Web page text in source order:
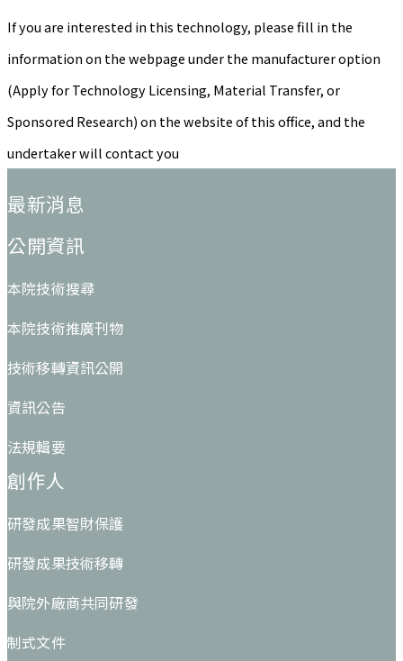
If you are interested in this technology, please fill in the
information on the webpage under the manufacturer option
(Apply for Technology Licensing, Material Transfer, or
Sponsored Research) on the website of this office, and the
undertaker will contact you
最新消息
公開資訊
本院技術搜尋
本院技術推廣刊物
技術移轉資訊公開
資訊公告
法規輯要
創作人
研發成果智財保護
研發成果技術移轉
與院外廠商共同研發
制式文件